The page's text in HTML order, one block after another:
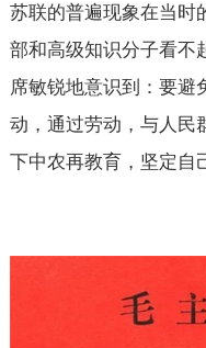
苏联的普遍现象在当时
部和高级知识分子看不
席敏锐地意识到：要避
动，通过劳动，与人民
下中农再教育，坚定自